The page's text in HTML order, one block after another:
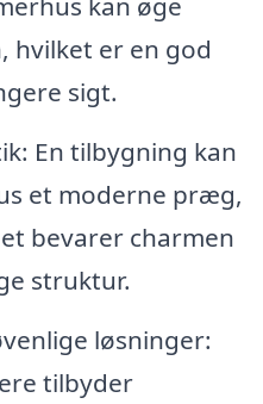
hvilket er en god
sigt.
En tilbygning kan
et moderne præg,
bevarer charmen
struktur.
løsninger:
tilbyder